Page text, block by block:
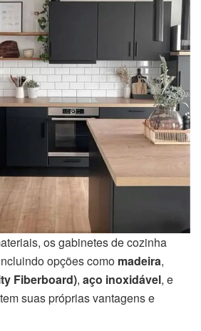
os gabinetes de cozinha
opções como madeira,
Fiberboard), aço inoxidável, e
suas próprias vantagens e